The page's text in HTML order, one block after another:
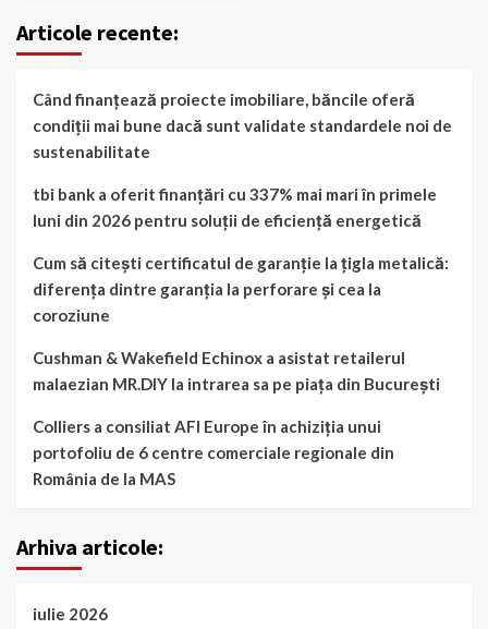
Articole recente:
Când finanțează proiecte imobiliare, băncile oferă
condiții mai bune dacă sunt validate standardele noi de
sustenabilitate
tbi bank a oferit finanțări cu 337% mai mari în primele
luni din 2026 pentru soluții de eficiență energetică
Cum să citești certificatul de garanție la țigla metalică:
diferența dintre garanția la perforare și cea la
coroziune
Cushman & Wakefield Echinox a asistat retailerul
malaezian MR.DIY la intrarea sa pe piața din București
Colliers a consiliat AFI Europe în achiziția unui
portofoliu de 6 centre comerciale regionale din
România de la MAS
Arhiva articole:
iulie 2026